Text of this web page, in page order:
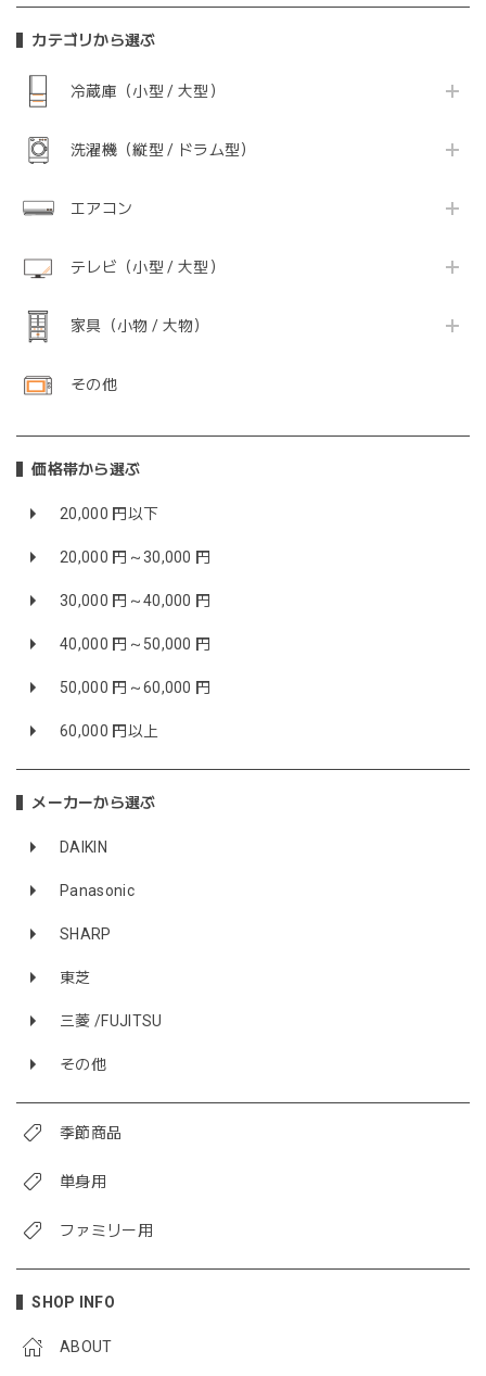
カテゴリから選ぶ
冷蔵庫（小型 / 大型）
洗濯機（縦型 / ドラム型）
エアコン
テレビ（小型 / 大型）
家具（小物 / 大物）
その他
価格帯から選ぶ
20,000 円以下
20,000 円～30,000 円
30,000 円～40,000 円
40,000 円～50,000 円
50,000 円～60,000 円
60,000 円以上
メーカーから選ぶ
DAIKIN
Panasonic
SHARP
東芝
三菱 /FUJITSU
その他
季節商品
単身用
ファミリー用
SHOP INFO
ABOUT